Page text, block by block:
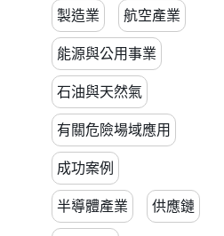
製造業 航空產業
能源與公用事業
石油與天然氣
有關危險場域應用
成功案例
半導體產業 供應鏈